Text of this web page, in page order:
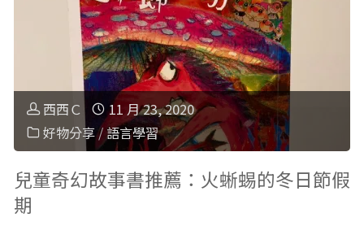
西西Ｃ
11 月 23, 2020
好物分享/語言學習
兒童奇幻故事書推薦：火蜥蜴的冬日節假
期